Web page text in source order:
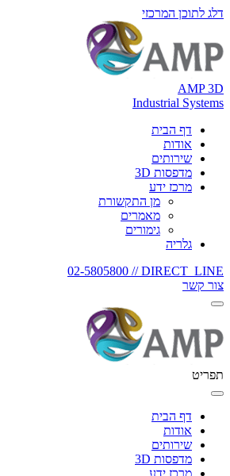
דלג לתוכן המרכזי
AMP 3D
Industrial Systems
דף הבית
אודות
שירותים
מדפסות 3D
מרכז ידע
מן התקשורת
מאמרים
גימורים
גלריה
DIRECT_LINE //
02-5805800
צור קשר
תפריט
דף הבית
אודות
שירותים
מדפסות 3D
מרכז ידע